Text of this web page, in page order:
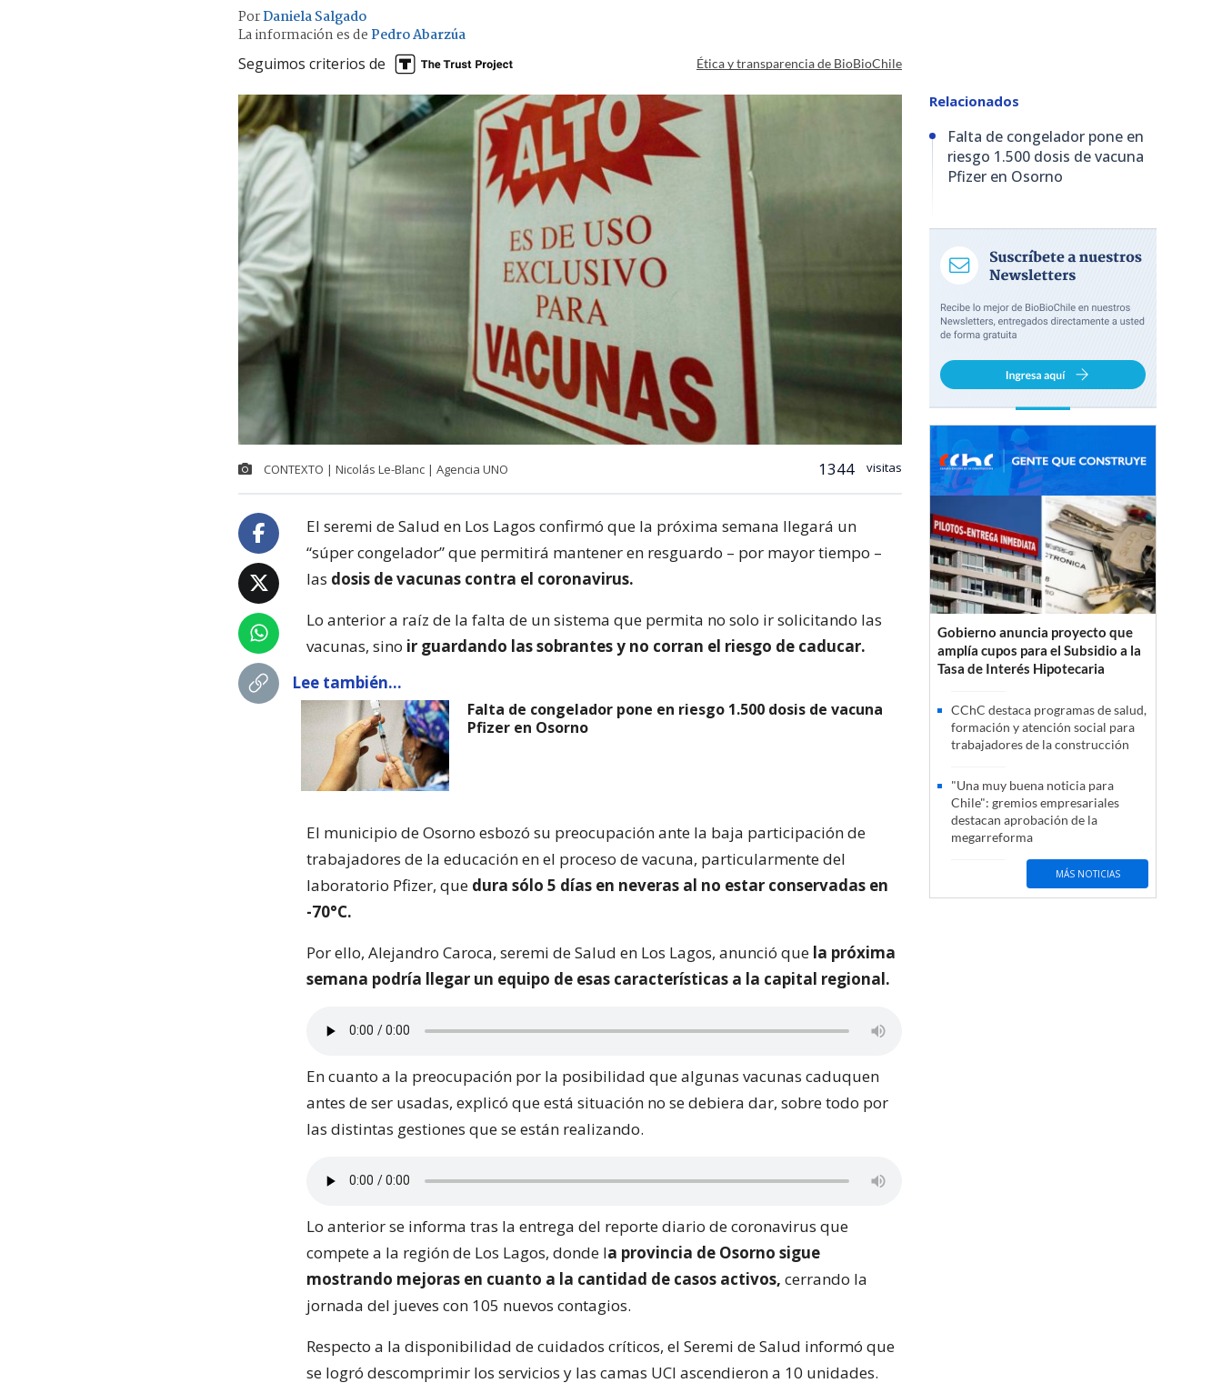
PorDaniela Salgado
La información es de Pedro Abarzúa
Seguimos criterios de Ética y transparencia de BioBioChile
CONTEXTO | Nicolás Le-Blanc | Agencia UNO 1344 visitas
El seremi de Salud en Los Lagos confirmó que la próxima semana llegará un
“súper congelador” que permitirá mantener en resguardo – por mayor tiempo –
las dosis de vacunas contra el coronavirus.
Lo anterior a raíz de la falta de un sistema que permita no solo ir solicitando las
vacunas, sino ir guardando las sobrantes y no corran el riesgo de caducar.
Lee también...
Falta de congelador pone en riesgo 1.500 dosis de vacuna
Pfizer en Osorno
El municipio de Osorno esbozó su preocupación ante la baja participación de
trabajadores de la educación en el proceso de vacuna, particularmente del
laboratorio Pfizer, que dura sólo 5 días en neveras al no estar conservadas en
-70°C.
Por ello, Alejandro Caroca, seremi de Salud en Los Lagos, anunció que la próxima
semana podría llegar un equipo de esas características a la capital regional.
En cuanto a la preocupación por la posibilidad que algunas vacunas caduquen
antes de ser usadas, explicó que está situación no se debiera dar, sobre todo por
las distintas gestiones que se están realizando.
Lo anterior se informa tras la entrega del reporte diario de coronavirus que
compete a la región de Los Lagos, donde la provincia de Osorno sigue
mostrando mejoras en cuanto a la cantidad de casos activos, cerrando la
jornada del jueves con 105 nuevos contagios.
Respecto a la disponibilidad de cuidados críticos, el Seremi de Salud informó que
se logró descomprimir los servicios y las camas UCI ascendieron a 10 unidades.
Relacionados
Falta de congelador pone en
riesgo 1.500 dosis de vacuna
Pfizer en Osorno
Gobierno anuncia proyecto que
amplía cupos para el Subsidio a la
Tasa de Interés Hipotecaria
CChC destaca programas de salud,
formación y atención social para
trabajadores de la construcción
"Una muy buena noticia para
Chile": gremios empresariales
destacan aprobación de la
megarreforma
MÁS NOTICIAS